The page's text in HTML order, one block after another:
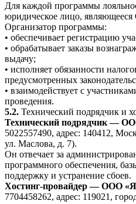
Для каждой программы
юридическое лицо,
Организатор программы:
• обеспечивает регистрацию
• обрабатывает заказы
выдачу;
• исполняет обязанности
предусмотренных
• взаимодействует с
проведения.
5.2. Технический подрядчик и
Технический подрядчик —
5022557490, адрес: 140412,
ул. Маслова, д. 7).
Он отвечает за
программного обеспечения,
поддержку и устранение сбоев.
Хостинг-провайдер — ООО
7704458262, адрес: 119021,